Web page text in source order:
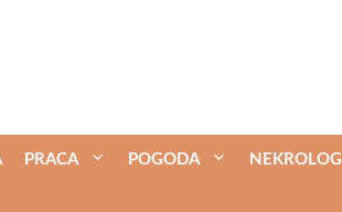
PRACA POGODA NEKROLOGI